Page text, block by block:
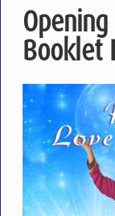
Booklet